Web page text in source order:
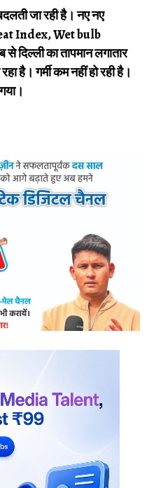
बदलती जा रही है। नए नए
Index, Wet bulb
का तापमान लगातार
है। गर्मी कम नहीं हो रही है।